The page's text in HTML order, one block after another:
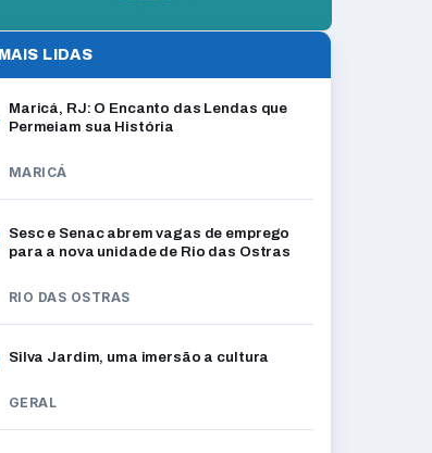
MAIS LIDAS
Maricá, RJ: O Encanto das Lendas que
Permeiam sua História
MARICÁ
Sesc e Senac abrem vagas de emprego
para a nova unidade de Rio das Ostras
RIO DAS OSTRAS
Silva Jardim, uma imersão a cultura
GERAL